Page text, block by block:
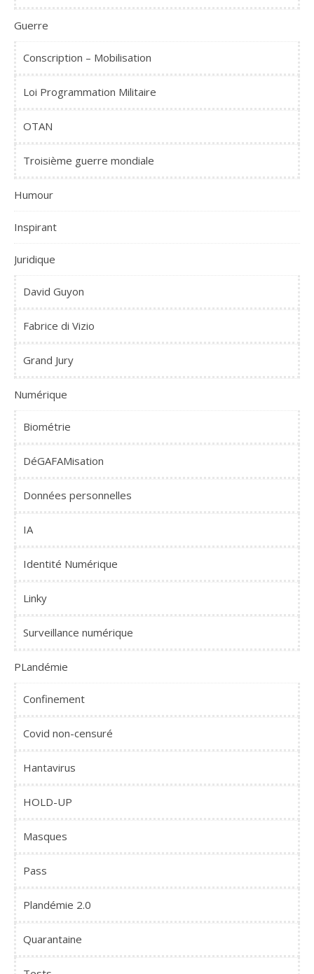
Guerre
Conscription – Mobilisation
Loi Programmation Militaire
OTAN
Troisième guerre mondiale
Humour
Inspirant
Juridique
David Guyon
Fabrice di Vizio
Grand Jury
Numérique
Biométrie
DéGAFAMisation
Données personnelles
IA
Identité Numérique
Linky
Surveillance numérique
PLandémie
Confinement
Covid non-censuré
Hantavirus
HOLD-UP
Masques
Pass
Plandémie 2.0
Quarantaine